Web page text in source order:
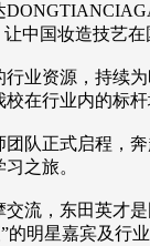
中国妆造技艺在
业资源，持续
在行业内的标杆
队正式启程，
之旅。
流，东田英才
的明星嘉宾及